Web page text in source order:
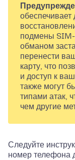
подмены
обманом
перенести
карту, что
и доступ к
также могут
типами атак,
чем другие
Следуйте
номер телефона